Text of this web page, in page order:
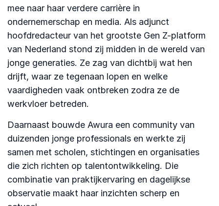
mee naar haar verdere carrière in
ondernemerschap en media. Als adjunct
hoofdredacteur van het grootste Gen Z-platform
van Nederland stond zij midden in de wereld van
jonge generaties. Ze zag van dichtbij wat hen
drijft, waar ze tegenaan lopen en welke
vaardigheden vaak ontbreken zodra ze de
werkvloer betreden.
Daarnaast bouwde Awura een community van
duizenden jonge professionals en werkte zij
samen met scholen, stichtingen en organisaties
die zich richten op talentontwikkeling. Die
combinatie van praktijkervaring en dagelijkse
observatie maakt haar inzichten scherp en